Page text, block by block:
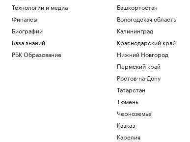
Технологии и медиа
Финансы
Биографии
База знаний
РБК Образование
Башкортостан
Вологодская область
Калининград
Краснодарский край
Нижний Новгород
Пермский край
Ростов-на-Дону
Татарстан
Тюмень
Черноземье
Кавказ
Карелия